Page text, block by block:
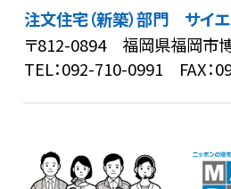
注文住宅（新築）部門 サイ
〒812-0894 福岡県福岡市
TEL：092-710-0991 FAX：